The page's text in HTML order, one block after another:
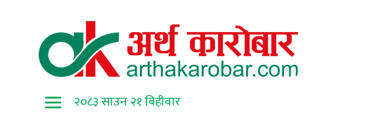
२०८३ साउन २१ बिहीवार